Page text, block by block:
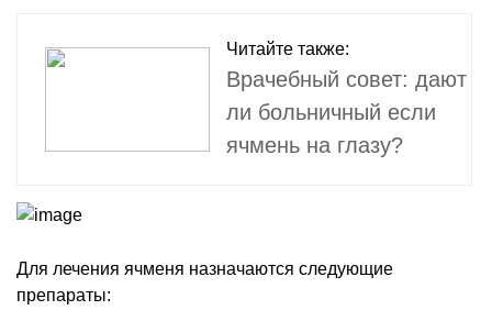
Читайте также:
Врачебный совет: дают
ли больничный если
ячмень на глазу?
Для лечения ячменя назначаются следующие
препараты: